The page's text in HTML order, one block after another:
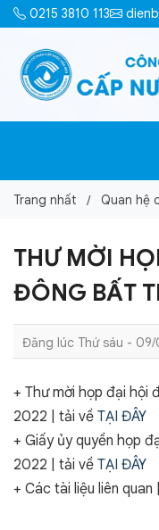
0215 3810 113
Trang nhất Quan hệ
THƯ MỜI
ĐÔNG BẤT
Đăng lúc Thứ sáu -
+ Thư mời họp đại hội
2022 | tải về TẠI ĐÂY
+ Giấy ủy quyền họp
2022 | tải về TẠI ĐÂY
+ Các tài liệu liên quan